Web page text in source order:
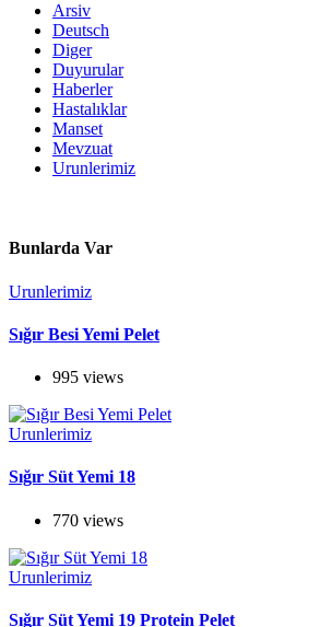
Arsiv
Deutsch
Diger
Duyurular
Haberler
Hastalıklar
Manset
Mevzuat
Urunlerimiz
Bunlarda Var
Urunlerimiz
Sığır Besi Yemi Pelet
995 views
Urunlerimiz
Sığır Süt Yemi 18
770 views
Urunlerimiz
Sığır Süt Yemi 19 Protein Pelet